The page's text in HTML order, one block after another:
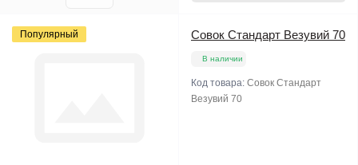
Популярный Совок Стандарт Везувий 70
В наличии
Код товара: Совок Стандарт
Везувий 70